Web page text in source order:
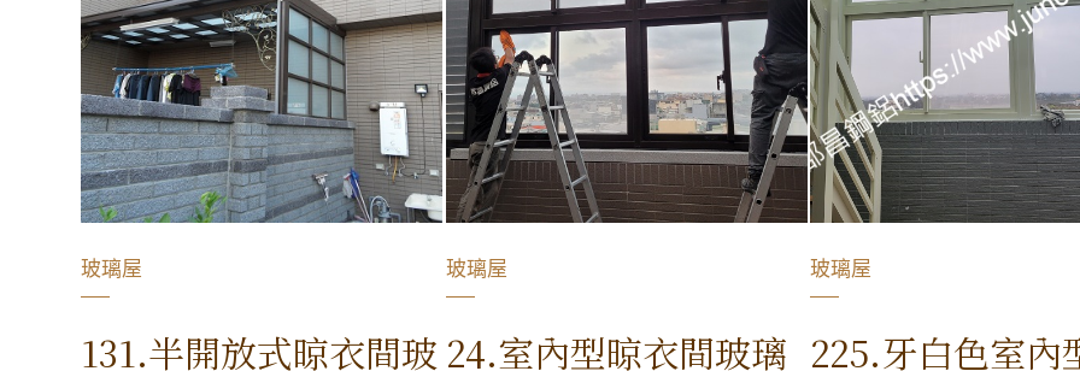
玻璃屋
131.半開放式晾衣間玻
玻璃屋
24.室內型晾衣間玻璃
玻璃屋
225.牙白色室內